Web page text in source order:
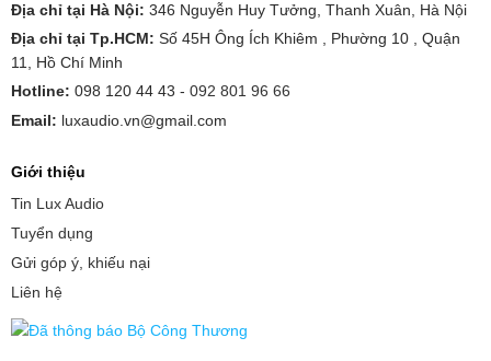
Địa chỉ tại Hà Nội: 346 Nguyễn Huy Tưởng, Thanh Xuân, Hà Nội
Địa chỉ tại Tp.HCM: Số 45H Ông Ích Khiêm , Phường 10 , Quận
11, Hồ Chí Minh
Hotline: 098 120 44 43 - 092 801 96 66
Email: luxaudio.vn@gmail.com
Giới thiệu
Tin Lux Audio
Tuyển dụng
Gửi góp ý, khiếu nại
Liên hệ